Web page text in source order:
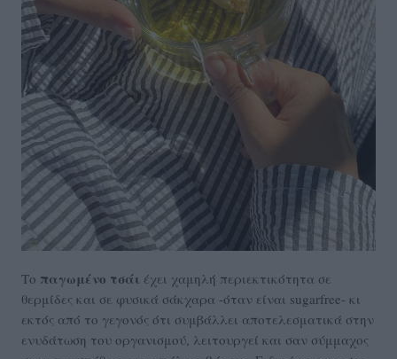
Το παγωμένο τσάι έχει χαμηλή περιεκτικότητα σε
θερμίδες και σε φυσικά σάκχαρα -όταν είναι sugarfree- κι
εκτός από το γεγονός ότι συμβάλλει αποτελεσματικά στην
ενυδάτωση του οργανισμού, λειτουργεί και σαν σύμμαχος